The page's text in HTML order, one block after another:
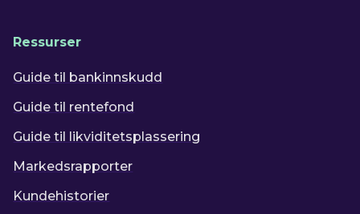
Ressurser
Guide til bankinnskudd
Guide til rentefond
Guide til likviditetsplassering
Markedsrapporter
Kundehistorier